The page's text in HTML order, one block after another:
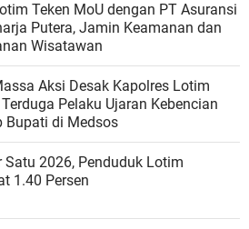
Teken MoU dengan PT Asuransi
Putera, Jamin Keamanan dan
Wisatawan
Aksi Desak Kapolres Lotim
Pelaku Ujaran Kebencian
Bupati di Medsos
Satu 2026, Penduduk Lotim
1.40 Persen